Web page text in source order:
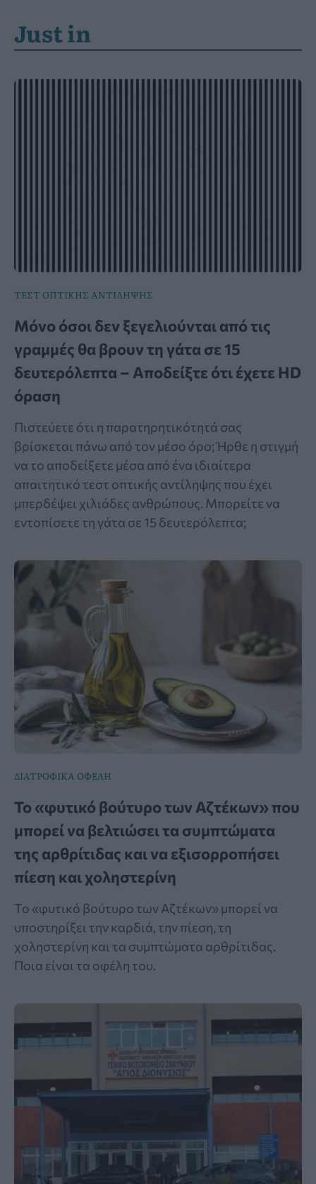
Just in
ΤΕΣΤ ΟΠΤΙΚΗΣ ΑΝΤΙΛΗΨΗΣ
Μόνο όσοι δεν ξεγελιούνται από τις
γραμμές θα βρουν τη γάτα σε 15
δευτερόλεπτα – Αποδείξτε ότι έχετε HD
όραση
Πιστεύετε ότι η παρατηρητικότητά σας
βρίσκεται πάνω από τον μέσο όρο; Ήρθε η στιγμή
να το αποδείξετε μέσα από ένα ιδιαίτερα
απαιτητικό τεστ οπτικής αντίληψης που έχει
μπερδέψει χιλιάδες ανθρώπους. Μπορείτε να
εντοπίσετε τη γάτα σε 15 δευτερόλεπτα;
ΔΙΑΤΡΟΦΙΚΑ ΟΦΕΛΗ
Το «φυτικό βούτυρο των Αζτέκων» που
μπορεί να βελτιώσει τα συμπτώματα
της αρθρίτιδας και να εξισορροπήσει
πίεση και χοληστερίνη
Το «φυτικό βούτυρο των Αζτέκων» μπορεί να
υποστηρίξει την καρδιά, την πίεση, τη
χοληστερίνη και τα συμπτώματα αρθρίτιδας.
Ποια είναι τα οφέλη του.